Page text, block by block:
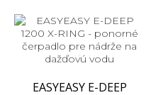
EASYEASY E-DEEP